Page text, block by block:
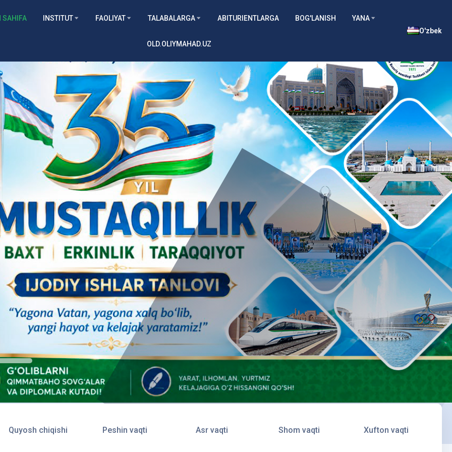
SAHIFA INSTITUT FAOLIYAT TALABALARGA ABITURIENTLARGA BOG'LANISH YANA
OLD.OLIYMAHAD.UZ
O'zbek
Quyosh chiqishi Peshin vaqti Asr vaqti Shom vaqti Xufton vaqti